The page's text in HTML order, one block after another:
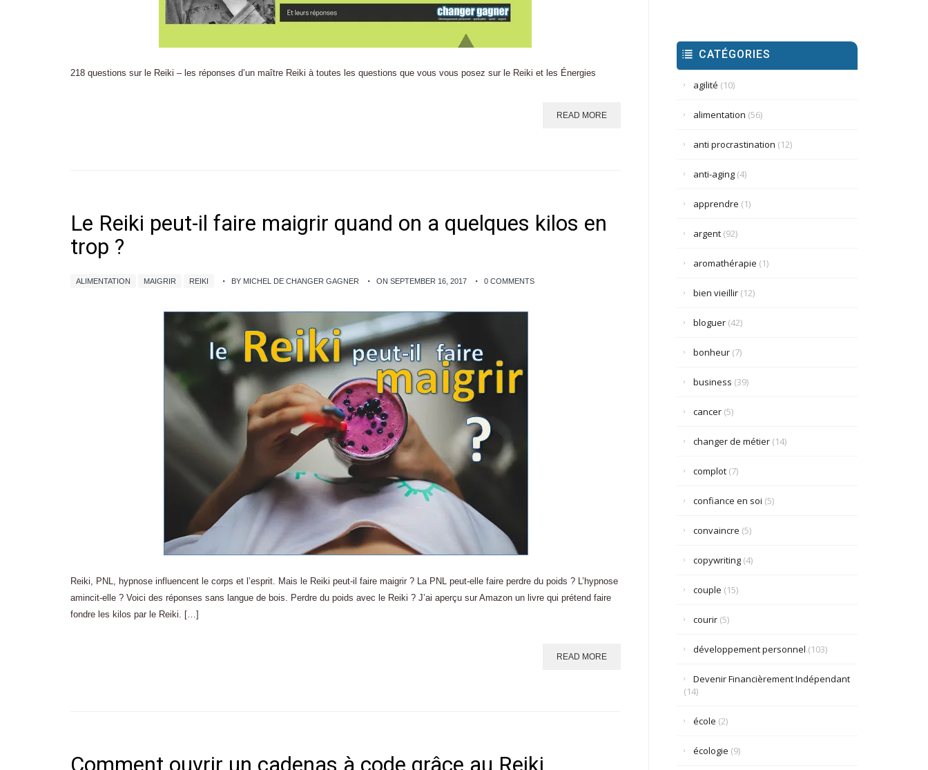
218 questions sur le Reiki – les réponses d’un maître Reiki à toutes les questions que vous vous posez sur le Reiki et les Énergies
READ MORE
Le Reiki peut-il faire maigrir quand on a quelques kilos en
trop ?
ALIMENTATION MAIGRIR REIKI BY MICHEL DE CHANGER GAGNER ON SEPTEMBER 16, 2017 0 COMMENTS
Reiki, PNL, hypnose influencent le corps et l’esprit. Mais le Reiki peut-il faire maigrir ? La PNL peut-elle faire perdre du poids ? L’hypnose
amincit-elle ? Voici des réponses sans langue de bois. Perdre du poids avec le Reiki ? J’ai aperçu sur Amazon un livre qui prétend faire
fondre les kilos par le Reiki. […]
READ MORE
Comment ouvrir un cadenas à code grâce au Reiki
CATÉGORIES
agilité (10)
alimentation (56)
anti procrastination (12)
anti-aging(4)
apprendre (1)
argent(92)
aromathérapie (1)
bien vieillir(12)
bloguer(42)
bonheur(7)
business (39)
cancer(5)
changer de métier(14)
complot(7)
confiance en soi (5)
convaincre (5)
copywriting(4)
couple (15)
courir(5)
développement personnel (103)
Devenir Financièrement Indépendant
(14)
école (2)
écologie (9)